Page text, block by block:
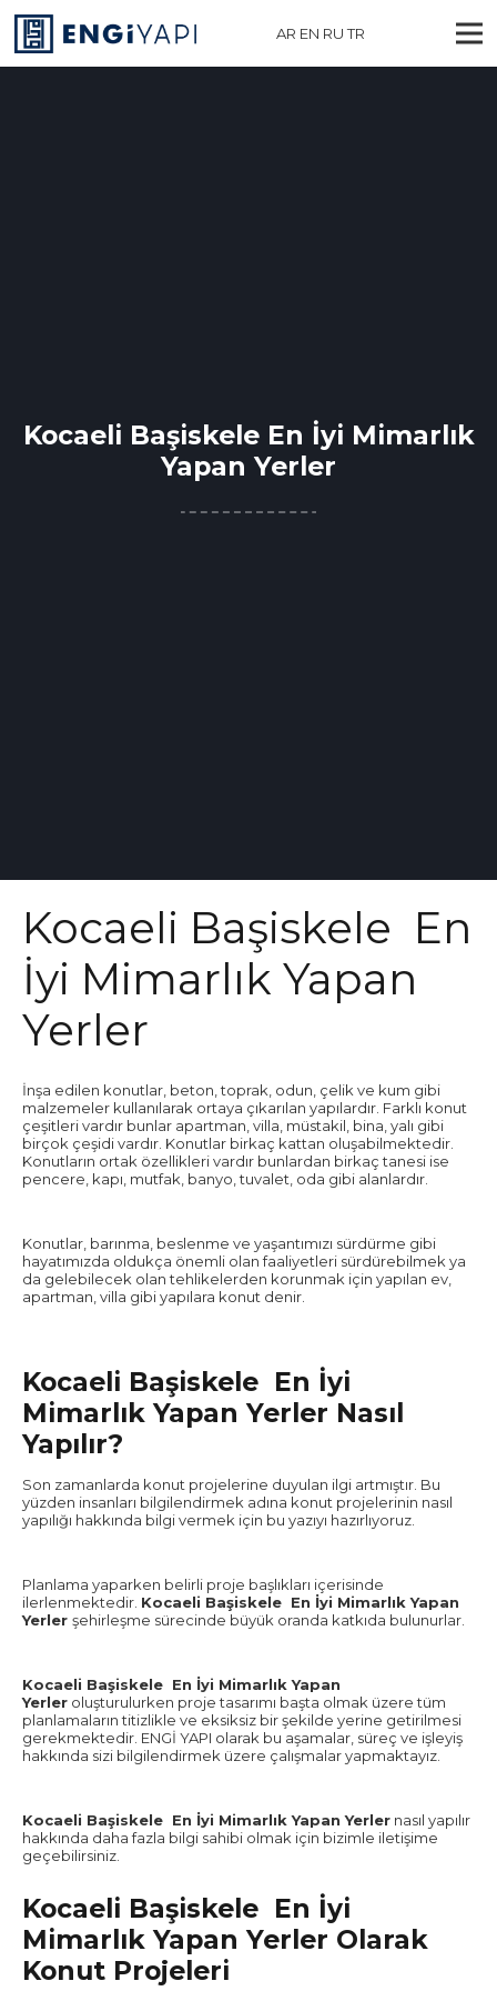
AR EN RU TR
Kocaeli Başiskele En İyi Mimarlık
Yapan Yerler
Kocaeli Başiskele En
İyi Mimarlık Yapan
Yerler
İnşa edilen konutlar, beton, toprak, odun, çelik ve kum gibi
malzemeler kullanılarak ortaya çıkarılan yapılardır. Farklı konut
çeşitleri vardır bunlar apartman, villa, müstakil, bina, yalı gibi
birçok çeşidi vardır. Konutlar birkaç kattan oluşabilmektedir.
Konutların ortak özellikleri vardır bunlardan birkaç tanesi ise
pencere, kapı, mutfak, banyo, tuvalet, oda gibi alanlardır.
Konutlar, barınma, beslenme ve yaşantımızı sürdürme gibi
hayatımızda oldukça önemli olan faaliyetleri sürdürebilmek ya
da gelebilecek olan tehlikelerden korunmak için yapılan ev,
apartman, villa gibi yapılara konut denir.
Kocaeli Başiskele En İyi
Mimarlık Yapan Yerler Nasıl
Yapılır?
Son zamanlarda konut projelerine duyulan ilgi artmıştır. Bu
yüzden insanları bilgilendirmek adına konut projelerinin nasıl
yapılığı hakkında bilgi vermek için bu yazıyı hazırlıyoruz.
Planlama yaparken belirli proje başlıkları içerisinde
ilerlenmektedir. Kocaeli Başiskele En İyi Mimarlık Yapan
Yerler şehirleşme sürecinde büyük oranda katkıda bulunurlar.
Kocaeli Başiskele En İyi Mimarlık Yapan
Yerleroluşturulurken proje tasarımı başta olmak üzere tüm
planlamaların titizlikle ve eksiksiz bir şekilde yerine getirilmesi
gerekmektedir. ENGİ YAPI olarak bu aşamalar, süreç ve işleyiş
hakkında sizi bilgilendirmek üzere çalışmalar yapmaktayız.
Kocaeli Başiskele En İyi Mimarlık Yapan Yerlernasıl yapılır
hakkında daha fazla bilgi sahibi olmak için bizimle iletişime
geçebilirsiniz.
Kocaeli Başiskele En İyi
Mimarlık Yapan Yerler Olarak
Konut Projeleri